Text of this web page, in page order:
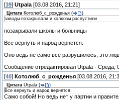
[39] Utpala [03.08.2016, 21:21]
Цитата Котолюб_с_рожденья (
)
заводы позакрывали и колхозы распустили
позакрывали школы и больницы
Все вернуть и народ вернется.
Оно ведь не само все разрушилось, это
Сообщение отредактировал Utpala - Среда,
[40] Котолюб_с_рожденья [03.08.2016,
Цитата Utpala (
)
Все вернуть и народ вернется.
Само собой! Но ведь нет у партии и